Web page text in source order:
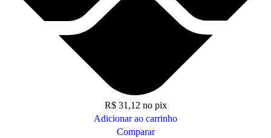
R$31,12 no pix
Adicionar ao carrinho
Comparar